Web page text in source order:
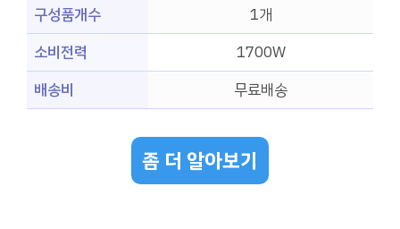
구성품개수
1개
소비전력
1700W
배송비
무료배송
좀 더 알아보기